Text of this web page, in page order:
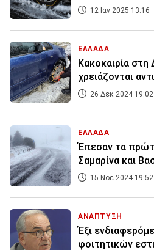
12 Ιαν 2025 13:16
ΕΛΛΑΔΑ
Κακοκαιρία
χρειάζονται
26 Δεκ 2024 19:02
ΕΛΛΑΔΑ
Έπεσαν τα
Σαμαρίνα και
15 Νοε 2024 19:52
ΑΝΑΠΤΥΞΗ
Έξι
φοιτητικών